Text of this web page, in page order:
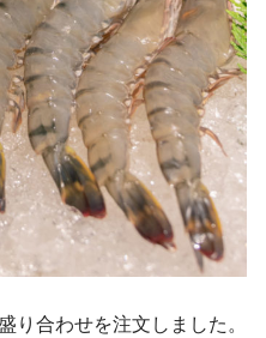
合わせを注文しました。